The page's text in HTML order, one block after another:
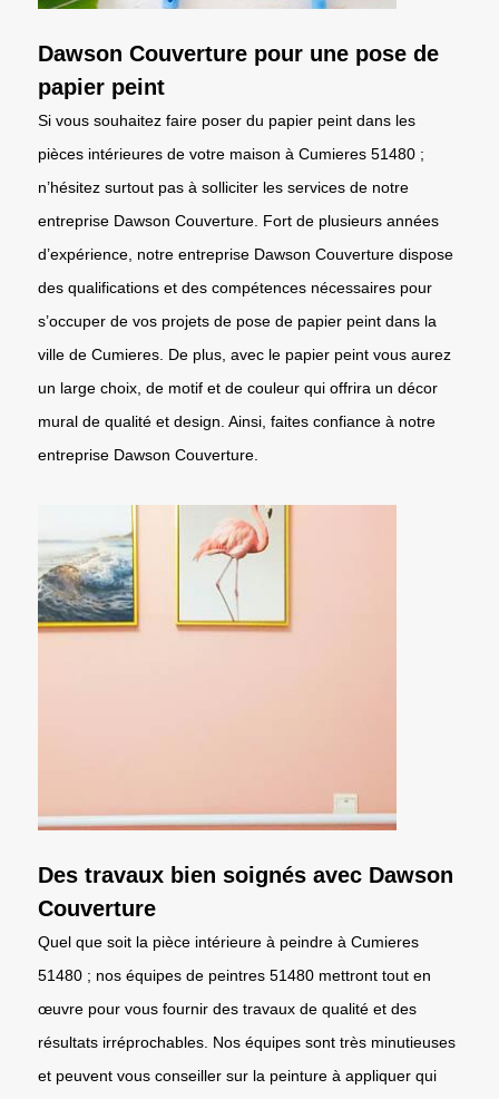
Dawson Couverture pour une pose de
papier peint
Si vous souhaitez faire poser du papier peint dans les
pièces intérieures de votre maison à Cumieres 51480 ;
n’hésitez surtout pas à solliciter les services de notre
entreprise Dawson Couverture. Fort de plusieurs années
d’expérience, notre entreprise Dawson Couverture dispose
des qualifications et des compétences nécessaires pour
s’occuper de vos projets de pose de papier peint dans la
ville de Cumieres. De plus, avec le papier peint vous aurez
un large choix, de motif et de couleur qui offrira un décor
mural de qualité et design. Ainsi, faites confiance à notre
entreprise Dawson Couverture.
Des travaux bien soignés avec Dawson
Couverture
Quel que soit la pièce intérieure à peindre à Cumieres
51480 ; nos équipes de peintres 51480 mettront tout en
œuvre pour vous fournir des travaux de qualité et des
résultats irréprochables. Nos équipes sont très minutieuses
et peuvent vous conseiller sur la peinture à appliquer qui